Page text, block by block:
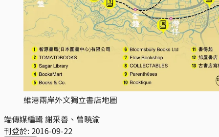
維港兩岸外文獨立書店地圖
端傳媒編輯 謝采善、曾曉渝
刊登於: 2016-09-22